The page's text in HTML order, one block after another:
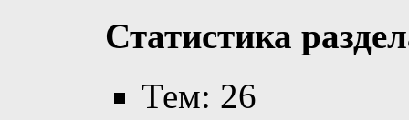
Статистика
Тем: 26